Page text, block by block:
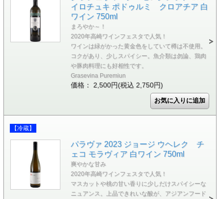
イロチュキ ポドゥルミ クロアチア 白
ワイン 750ml
まろやか～！
2020年高崎ワインフェスタで人気！
ワインは緑がかった黄金色をしていて樽は不使用。
コクがあり、少しスパイシー。魚介類は勿論、鶏肉
や豚肉料理にも好相性です。
Grasevina Puremiun
価格： 2,500円(税込 2,750円)
【冷蔵】
パラヴァ 2023 ジョージ ウヘレク チ
ェコ モラヴィア 白ワイン 750ml
爽やかな甘み
2020年高崎ワインフェスタで人気！
マスカットや桃の甘い香りに少しだけスパイシーな
ニュアンス。上品できれいな酸が、アジアンフード